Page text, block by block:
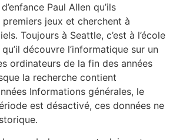
Paul Allen qu’ils
jeux et cherchent à
Toujours à Seattle, c’est à l’école
découvre l’informatique sur un
ordinateurs de la fin des années
la recherche contient
Informations générales, le
est désactivé, ces données ne